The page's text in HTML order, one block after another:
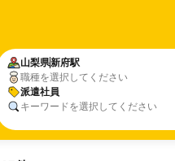
山梨県新府駅
職種を選択してください
派遣社員
キーワードを選択してください